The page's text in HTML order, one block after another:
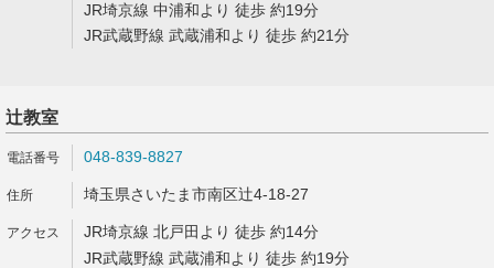
JR埼京線 中浦和より 徒歩 約19分
JR武蔵野線 武蔵浦和より 徒歩 約21分
辻教室
048-839-8827
埼玉県さいたま市南区辻4-18-27
JR埼京線 北戸田より 徒歩 約14分
JR武蔵野線 武蔵浦和より 徒歩 約19分